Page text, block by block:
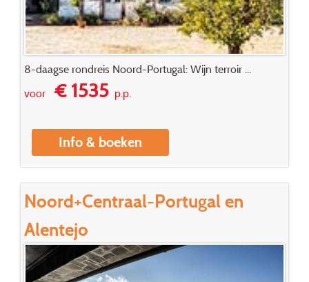
8-daagse rondreis Noord-Portugal: Wijn terroir ...
voor€ 1535p.p.
Info & boeken
Noord+Centraal-Portugal en
Alentejo